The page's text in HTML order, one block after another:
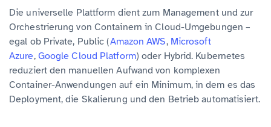
Die universelle Plattform dient zum Management und zur
Orchestrierung von Containern in Cloud-Umgebungen –
egal ob Private, Public (Amazon AWS, Microsoft
Azure, Google Cloud Platform) oder Hybrid. Kubernetes
reduziert den manuellen Aufwand von komplexen
Container-Anwendungen auf ein Minimum, in dem es das
Deployment, die Skalierung und den Betrieb automatisiert.